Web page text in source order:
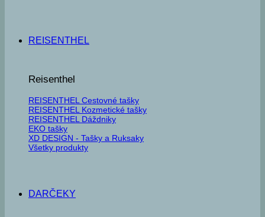
REISENTHEL
Reisenthel
REISENTHEL Cestovné tašky
REISENTHEL Kozmetické tašky
REISENTHEL Dáždniky
EKO tašky
XD DESIGN - Tašky a Ruksaky
Všetky produkty
DARČEKY